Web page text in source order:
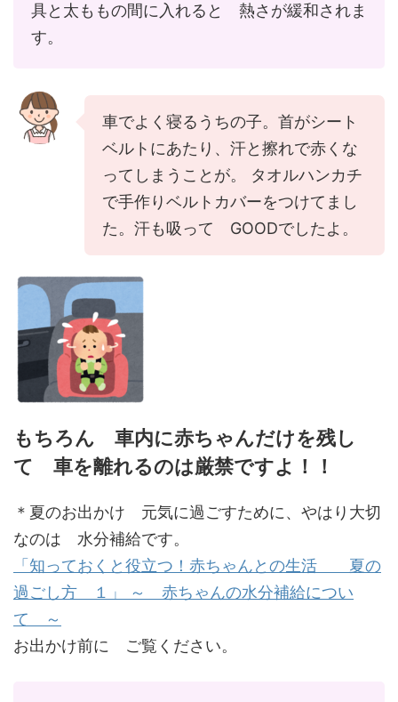
具と太ももの間に入れると 熱さが緩和されま
す。
車でよく寝るうちの子。首がシート
ベルトにあたり、汗と擦れで赤くな
ってしまうことが。 タオルハンカチ
で手作りベルトカバーをつけてまし
た。汗も吸って GOODでしたよ。
もちろん 車内に赤ちゃんだけを残し
て 車を離れるのは厳禁ですよ！！
＊夏のお出かけ 元気に過ごすために、やはり大切
なのは 水分補給です。
「知っておくと役立つ！赤ちゃんとの生活 夏の
過ごし方 １」 ～ 赤ちゃんの水分補給につい
て ～
お出かけ前に ご覧ください。